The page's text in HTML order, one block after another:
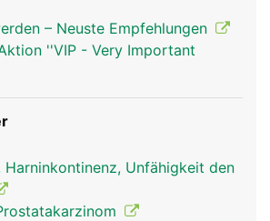
– Neuste Empfehlungen
''VIP - Very Important
Harninkontinenz, Unfähigkeit den